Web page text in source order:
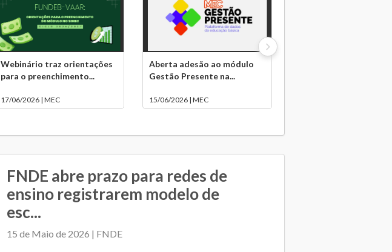
Webinário traz orientações
para o preenchimento...
17/06/2026 | MEC
Aberta adesão ao módulo
Gestão Presente na...
15/06/2026 | MEC
FNDE abre prazo para redes de
ensino registrarem modelo de
esc...
15 de Maio de 2026 | FNDE